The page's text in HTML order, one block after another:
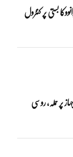
بستی پر کنٹرول
پر حملہ، روسی